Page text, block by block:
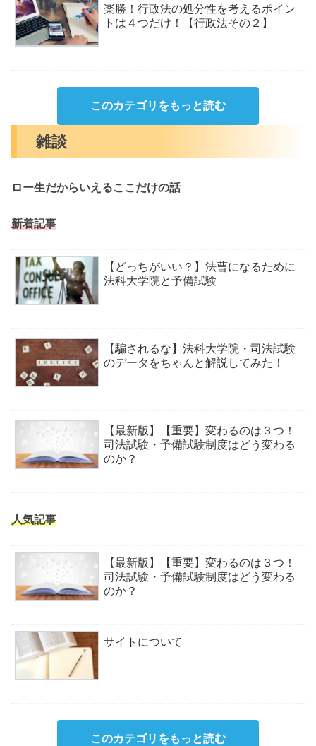
楽勝！行政法の処分性を考えるポイン
トは４つだけ！【行政法その２】
このカテゴリをもっと読む
雑談
ロー生だからいえるここだけの話
新着記事
【どっちがいい？】法曹になるために
法科大学院と予備試験
【騙されるな】法科大学院・司法試験
のデータをちゃんと解説してみた！
【最新版】【重要】変わるのは３つ！
司法試験・予備試験制度はどう変わる
のか？
人気記事
【最新版】【重要】変わるのは３つ！
司法試験・予備試験制度はどう変わる
のか？
サイトについて
このカテゴリをもっと読む